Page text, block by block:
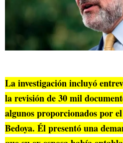
La investigación incluyó
la revisión de 30 mil
algunos proporcionados por el
Bedoya. Él presentó una